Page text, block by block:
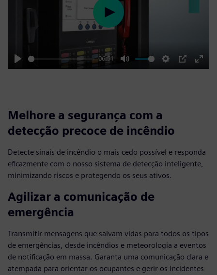
Play
06:51
Mute Settings
PIP
Enter
Play
Melhore a segurança com a
detecção precoce de incêndio
Detecte sinais de incêndio o mais cedo possível e responda
eficazmente com o nosso sistema de detecção inteligente,
minimizando riscos e protegendo os seus ativos.
Agilizar a comunicação de
emergência
Transmitir mensagens que salvam vidas para todos os tipos
de emergências, desde incêndios e meteorologia a eventos
de notificação em massa. Garanta uma comunicação clara e
atempada para orientar os ocupantes e gerir os incidentes